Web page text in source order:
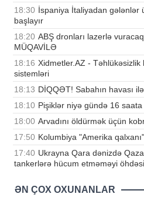
18:30 İspaniya İtaliyadan gələnlər
başlayır
18:20 ABŞ dronları lazerlə
MÜQAVİLƏ
18:16 Xidmetler.AZ - Təhlükəsizlik
sistemləri
18:13 DİQQƏT! Sabahın havası
18:10 Pişiklər niyə gündə 16
18:00 Arvadını öldürmək üçün
17:50 Kolumbiya "Amerika
17:40 Ukrayna Qara dənizdə
tankerlərə hücum etməməyi
ƏN ÇOX OXUNANLAR